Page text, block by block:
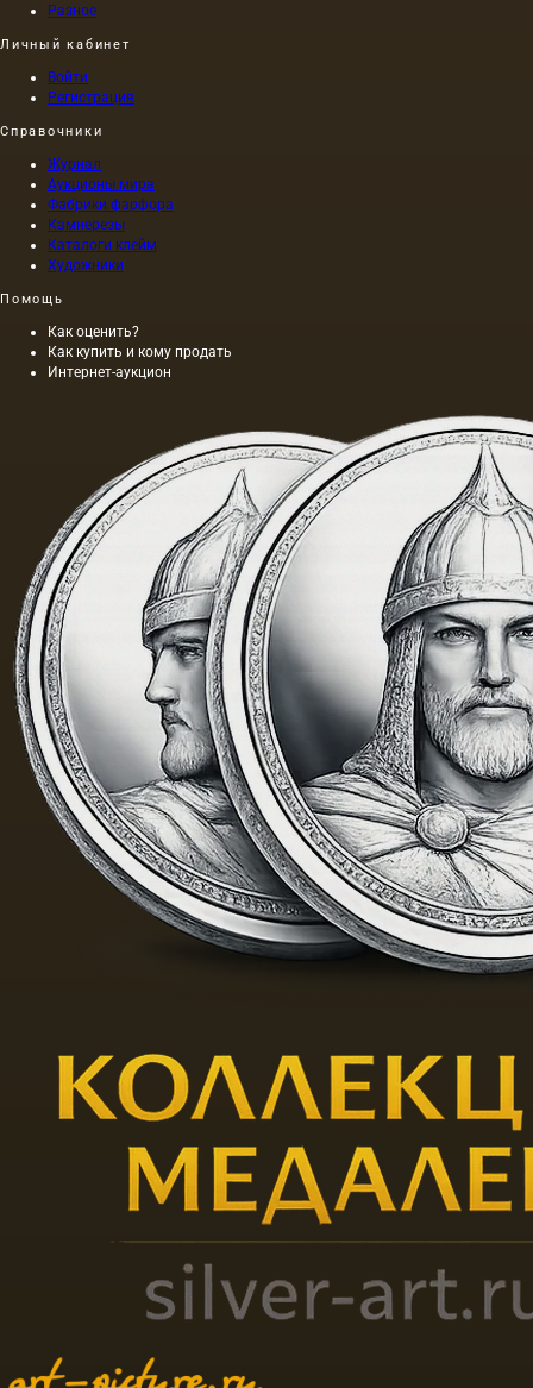
Разное
Личный кабинет
Войти
Регистрация
Справочники
Журнал
Аукционы мира
Фабрики фарфора
Камнерезы
Каталоги клейм
Художники
Помощь
Как оценить?
Как купить и кому продать
Интернет-аукцион